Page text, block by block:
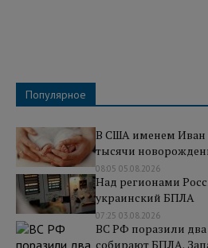
Популярное
В США именем Иван
тысячи
08:05 05.08.2026
Над регионами
украинский БПЛА
07:25 03.08.2026
ВС РФ поразили два
собирают БПЛА.